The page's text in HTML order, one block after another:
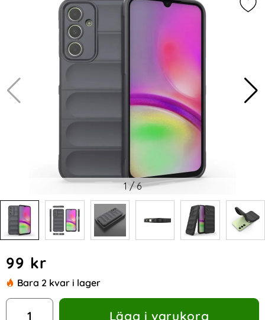
1/6
pris
99 kr
Bara 2 kvar i lager
antal
Lägg i varukorg